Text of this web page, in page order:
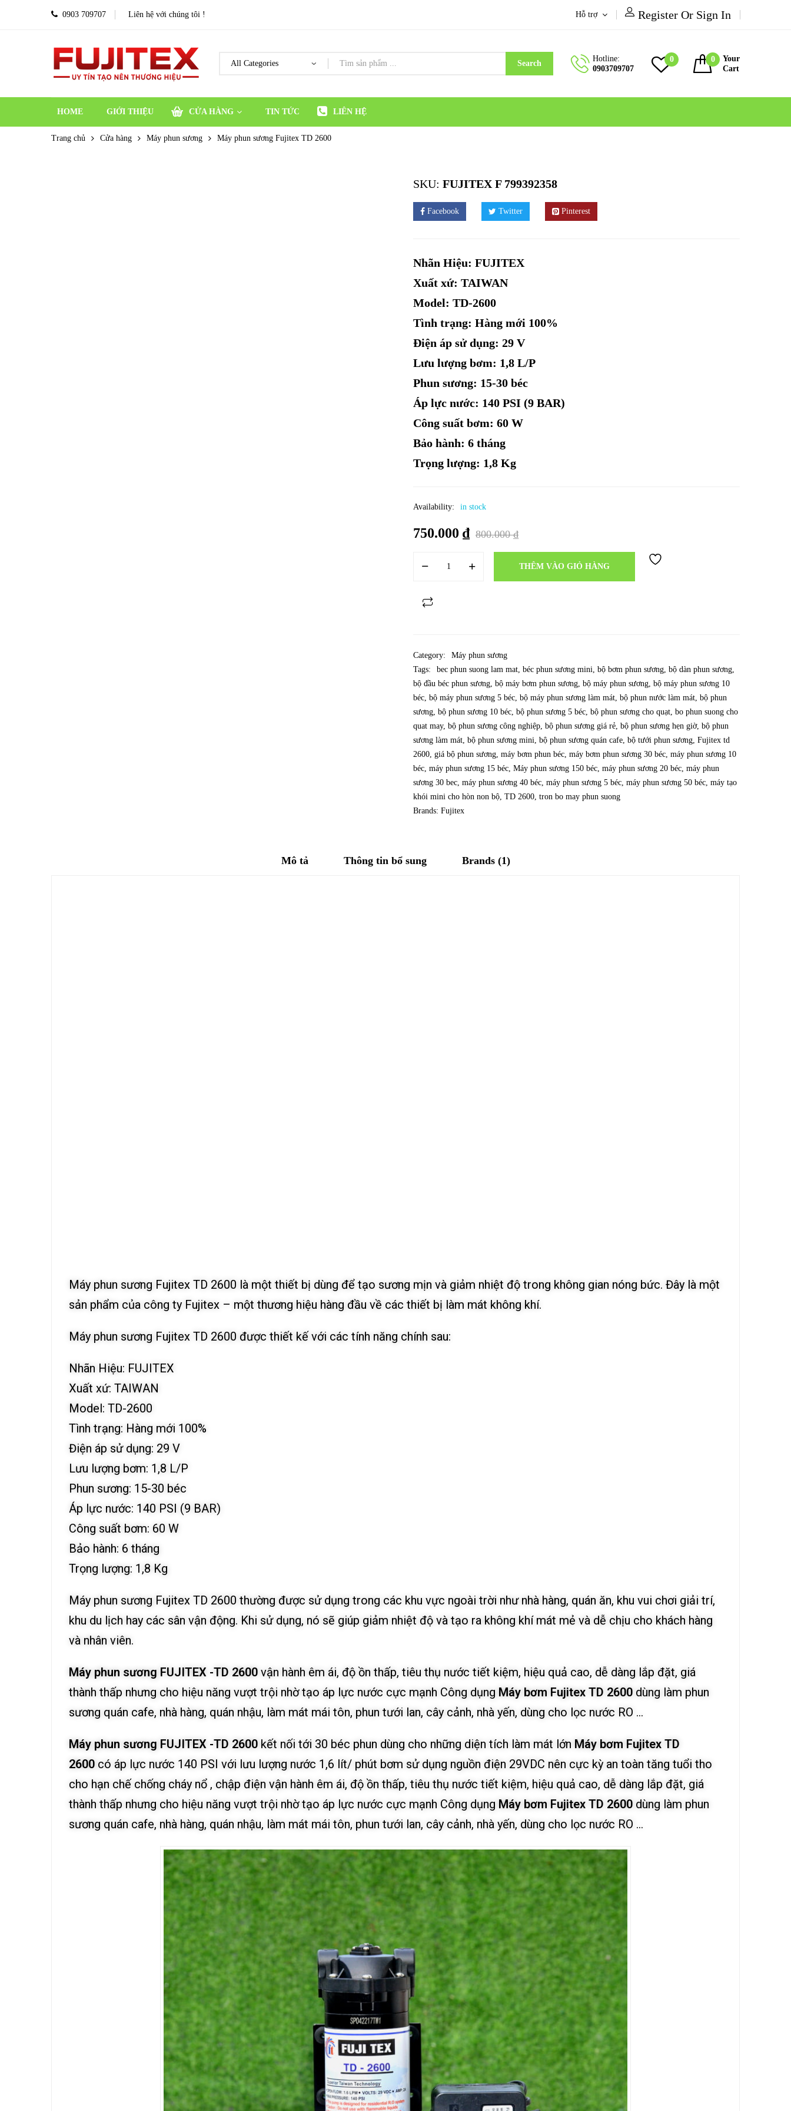
0903 709707 Liên hệ với chúng tôi ! Hỗ trợ Register Or Sign In
Search
Hotline:
0903709707
0 0
Your
Cart
HOME GIỚI THIỆU CỬA HÀNG TIN TỨC LIÊN HỆ
Trang chủ Cửa hàng Máy phun sương Máy phun sương Fujitex TD 2600
SKU: FUJITEX F 799392358
Facebook Twitter Pinterest
Nhãn Hiệu: FUJITEX
Xuất xứ: TAIWAN
Model: TD-2600
Tình trạng: Hàng mới 100%
Điện áp sử dụng: 29 V
Lưu lượng bơm: 1,8 L/P
Phun sương: 15-30 béc
Áp lực nước: 140 PSI (9 BAR)
Công suất bơm: 60 W
Bảo hành: 6 tháng
Trọng lượng: 1,8 Kg
Availability: in stock
800.000₫
750.000 ₫
THÊM VÀO GIỎ HÀNG
Category:
Máy phun sương
Tags:
bec phun suong lam mat, béc phun sương mini, bộ bơm phun sương, bộ dàn phun sương,
bộ đầu béc phun sương, bộ máy bơm phun sương, bộ máy phun sương, bộ máy phun sương 10
béc, bộ máy phun sương 5 béc, bộ máy phun sương làm mát, bộ phun nước làm mát, bộ phun
sương, bộ phun sương 10 béc, bộ phun sương 5 béc, bộ phun sương cho quạt, bo phun suong cho
quat may, bộ phun sương công nghiệp, bộ phun sương giá rẻ, bộ phun sương hẹn giờ, bộ phun
sương làm mát, bộ phun sương mini, bộ phun sương quán cafe, bộ tưới phun sương, Fujitex td
2600, giá bộ phun sương, máy bơm phun béc, máy bơm phun sương 30 béc, máy phun sương 10
béc, máy phun sương 15 béc, Máy phun sương 150 béc, máy phun sương 20 béc, máy phun
sương 30 bec, máy phun sương 40 béc, máy phun sương 5 béc, máy phun sương 50 béc, máy tạo
khói mini cho hòn non bộ, TD 2600, tron bo may phun suong
Brands: Fujitex
Mô tả Thông tin bổ sung Brands (1)
Máy phun sương Fujitex TD 2600 là một thiết bị dùng để tạo sương mịn và giảm nhiệt độ trong không gian nóng bức. Đây là một
sản phẩm của công ty Fujitex – một thương hiệu hàng đầu về các thiết bị làm mát không khí.
Máy phun sương Fujitex TD 2600 được thiết kế với các tính năng chính sau:
Nhãn Hiệu: FUJITEX
Xuất xứ: TAIWAN
Model: TD-2600
Tình trạng: Hàng mới 100%
Điện áp sử dụng: 29 V
Lưu lượng bơm: 1,8 L/P
Phun sương: 15-30 béc
Áp lực nước: 140 PSI (9 BAR)
Công suất bơm: 60 W
Bảo hành: 6 tháng
Trọng lượng: 1,8 Kg
Máy phun sương Fujitex TD 2600 thường được sử dụng trong các khu vực ngoài trời như nhà hàng, quán ăn, khu vui chơi giải trí,
khu du lịch hay các sân vận động. Khi sử dụng, nó sẽ giúp giảm nhiệt độ và tạo ra không khí mát mẻ và dễ chịu cho khách hàng
và nhân viên.
Máy phun sương FUJITEX -TD 2600 vận hành êm ái, độ ồn thấp, tiêu thụ nước tiết kiệm, hiệu quả cao, dễ dàng lắp đặt, giá
thành thấp nhưng cho hiệu năng vượt trội nhờ tạo áp lực nước cực mạnh Công dụng Máy bơm Fujitex TD 2600 dùng làm phun
sương quán cafe, nhà hàng, quán nhậu, làm mát mái tôn, phun tưới lan, cây cảnh, nhà yến, dùng cho lọc nước RO …
Máy phun sương FUJITEX -TD 2600 kết nối tới 30 béc phun dùng cho những diện tích làm mát lớn Máy bơm Fujitex TD
2600 có áp lực nước 140 PSI với lưu lượng nước 1,6 lít/ phút bơm sử dụng nguồn điện 29VDC nên cực kỳ an toàn tăng tuổi tho
cho hạn chế chống cháy nổ , chập điện vận hành êm ái, độ ồn thấp, tiêu thụ nước tiết kiệm, hiệu quả cao, dễ dàng lắp đặt, giá
thành thấp nhưng cho hiệu năng vượt trội nhờ tạo áp lực nước cực mạnh Công dụng Máy bơm Fujitex TD 2600 dùng làm phun
sương quán cafe, nhà hàng, quán nhậu, làm mát mái tôn, phun tưới lan, cây cảnh, nhà yến, dùng cho lọc nước RO …